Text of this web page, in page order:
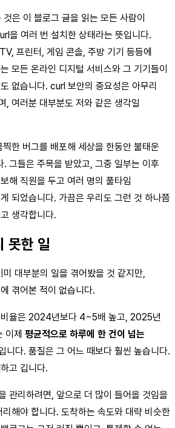
은 이 블로그 글을 읽는 모든 사람이
을 여러 번 설치한 상태라는 뜻입니다.
프린터, 게임 콘솔, 주방 기기 등등에
모든 온라인 디지털 서비스와 그 기기들이
없습니다. curl 보안의 중요성은 아무리
, 여러분 대부분도 저와 같은 생각일
한 버그를 배포해 세상을 한동안 불태운
. 그들은 주목을 받았고, 그중 일부는 이후
해 직원을 두고 여러 명의 풀타임
되었습니다. 가끔은 우리도 그런 것 하나쯤
생각합니다.
못한 일
대부분의 일을 겪어봤을 것 같지만,
겪어본 적이 없습니다.
비율은 2024년보다 4~5배 높고, 2025년
이제 평균적으로 하루에 한 건이 넘는
니다. 품질은 그 어느 때보다 훨씬 높습니다.
고 깁니다.
관리하려면, 앞으로 더 많이 들어올 것임을
해야 합니다. 도착하는 속도와 대략 비슷한